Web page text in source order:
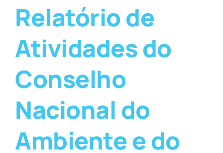
Relatório de
Atividades do
Conselho
Nacional do
Ambiente e do